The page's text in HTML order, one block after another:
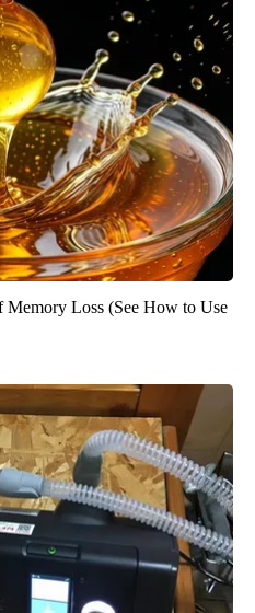
Memory Loss (See How to Use